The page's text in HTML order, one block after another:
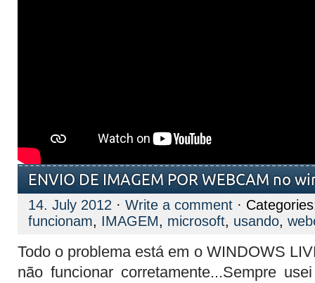
ENVIO DE IMAGEM POR WEBCAM no
14. July 2012 · Write a comment ·
funcionam, IMAGEM, microsoft, usando,
Todo o problema está em o WINDOWS
não funcionar corretamente...Sempre